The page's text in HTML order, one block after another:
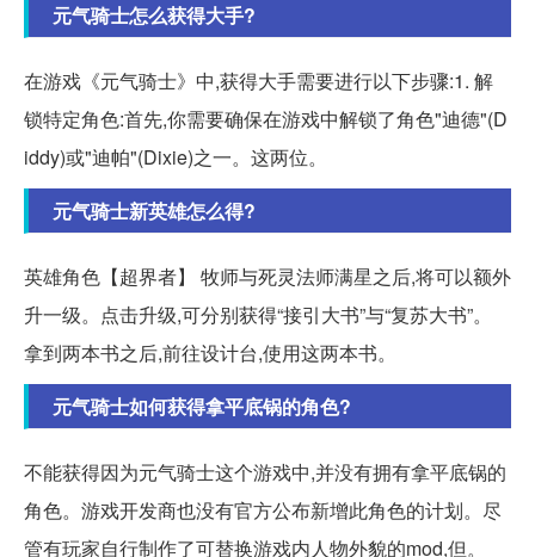
元气骑士怎么获得大手?
在游戏《元气骑士》中,获得大手需要进行以下步骤:1. 解
锁特定角色:首先,你需要确保在游戏中解锁了角色"迪德"(D
iddy)或"迪帕"(Dixie)之一。这两位。
元气骑士新英雄怎么得?
英雄角色【超界者】 牧师与死灵法师满星之后,将可以额外
升一级。点击升级,可分别获得“接引大书”与“复苏大书”。
拿到两本书之后,前往设计台,使用这两本书。
元气骑士如何获得拿平底锅的角色?
不能获得因为元气骑士这个游戏中,并没有拥有拿平底锅的
角色。游戏开发商也没有官方公布新增此角色的计划。尽
管有玩家自行制作了可替换游戏内人物外貌的mod,但。